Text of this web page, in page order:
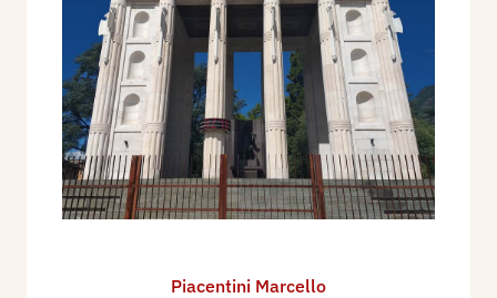
Piacentini Marcello